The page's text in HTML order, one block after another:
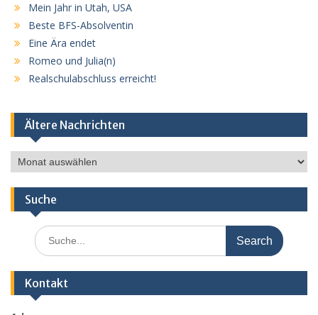
Mein Jahr in Utah, USA
Beste BFS-Absolventin
Eine Ära endet
Romeo und Julia(n)
Realschulabschluss erreicht!
Ältere Nachrichten
Ältere
Nachrichten
Suche
Search
for:
Kontakt